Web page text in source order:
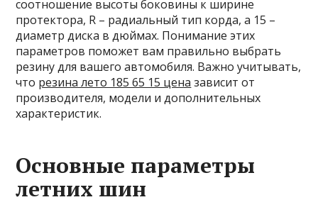
соотношение высоты боковины к ширине
протектора, R – радиальный тип корда, а 15 –
диаметр диска в дюймах. Понимание этих
параметров поможет вам правильно выбрать
резину для вашего автомобиля. Важно учитывать,
что резина лето 185 65 15 цена зависит от
производителя, модели и дополнительных
характеристик.
Основные параметры
летних шин